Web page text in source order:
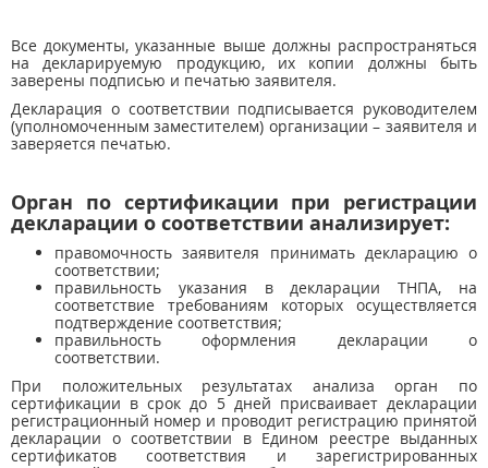
Все документы, указанные выше должны распространяться
на декларируемую продукцию, их копии должны быть
заверены подписью и печатью заявителя.
Декларация о соответствии подписывается руководителем
(уполномоченным заместителем) организации – заявителя и
заверяется печатью.
Орган по сертификации при регистрации
декларации о соответствии анализирует:
правомочность заявителя принимать декларацию о
соответствии;
правильность указания в декларации ТНПА, на
соответствие требованиям которых осуществляется
подтверждение соответствия;
правильность оформления декларации о
соответствии.
При положительных результатах анализа орган по
сертификации в срок до 5 дней присваивает декларации
регистрационный номер и проводит регистрацию принятой
декларации о соответствии в Едином реестре выданных
сертификатов соответствия и зарегистрированных